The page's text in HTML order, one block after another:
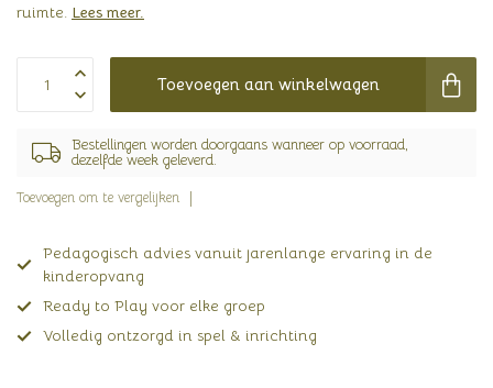
ruimte. Lees meer.
Toevoegen aan winkelwagen
Bestellingen worden doorgaans wanneer op voorraad,
dezelfde week geleverd.
Toevoegen om te vergelijken
Pedagogisch advies vanuit jarenlange ervaring in de
kinderopvang
Ready to Play voor elke groep
Volledig ontzorgd in spel & inrichting